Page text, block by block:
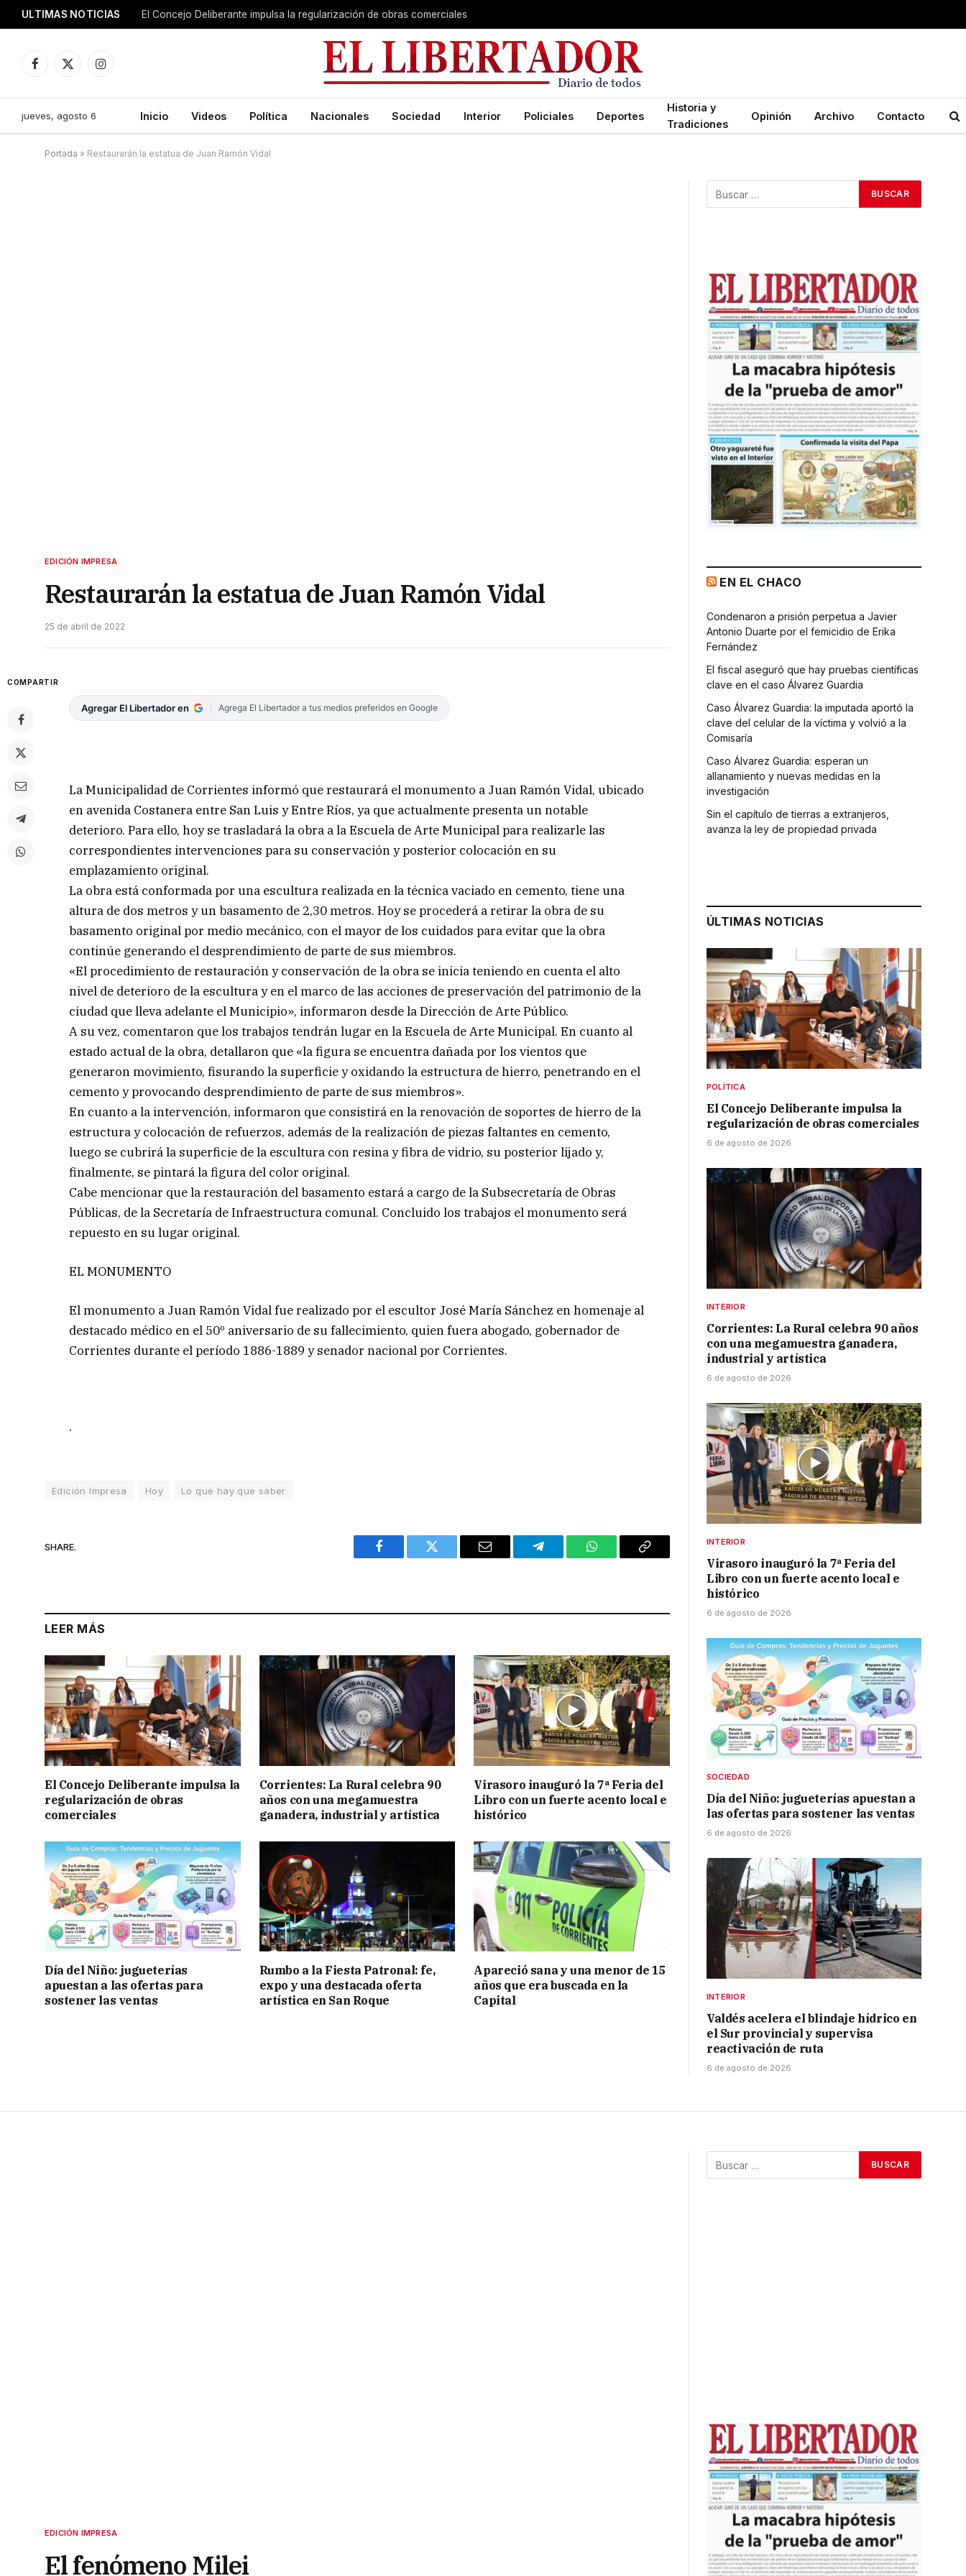
ULTIMAS NOTICIAS El Concejo Deliberante impulsa la regularización de obras comerciales
Facebook
X
Instagram
jueves, agosto 6 Inicio Videos Política Nacionales Sociedad Interior Policiales Deportes
Historia y
Tradiciones
Opinión Archivo Contacto
Portada » Restaurarán la estatua de Juan Ramón Vidal
EDICIÓN IMPRESA
Restaurarán la estatua de Juan Ramón Vidal
25 de abril de 2022
COMPARTIR
Agregar El Libertador en Agrega El Libertador a tus medios preferidos en Google
La Municipalidad de Corrientes informó que restaurará el monumento a Juan Ramón Vidal, ubicado
en avenida Costanera entre San Luis y Entre Ríos, ya que actualmente presenta un notable
deterioro. Para ello, hoy se trasladará la obra a la Escuela de Arte Municipal para realizarle las
correspondientes intervenciones para su conservación y posterior colocación en su
emplazamiento original.
La obra está conformada por una escultura realizada en la técnica vaciado en cemento, tiene una
altura de dos metros y un basamento de 2,30 metros. Hoy se procederá a retirar la obra de su
basamento original por medio mecánico, con el mayor de los cuidados para evitar que la obra
continúe generando el desprendimiento de parte de sus miembros.
«El procedimiento de restauración y conservación de la obra se inicia teniendo en cuenta el alto
nivel de deterioro de la escultura y en el marco de las acciones de preservación del patrimonio de la
ciudad que lleva adelante el Municipio», informaron desde la Dirección de Arte Público.
A su vez, comentaron que los trabajos tendrán lugar en la Escuela de Arte Municipal. En cuanto al
estado actual de la obra, detallaron que «la figura se encuentra dañada por los vientos que
generaron movimiento, fisurando la superficie y oxidando la estructura de hierro, penetrando en el
cemento y provocando desprendimiento de parte de sus miembros».
En cuanto a la intervención, informaron que consistirá en la renovación de soportes de hierro de la
estructura y colocación de refuerzos, además de la realización de piezas faltantes en cemento,
luego se cubrirá la superficie de la escultura con resina y fibra de vidrio, su posterior lijado y,
finalmente, se pintará la figura del color original.
Cabe mencionar que la restauración del basamento estará a cargo de la Subsecretaría de Obras
Públicas, de la Secretaría de Infraestructura comunal. Concluido los trabajos el monumento será
repuesto en su lugar original.
EL MONUMENTO
El monumento a Juan Ramón Vidal fue realizado por el escultor José María Sánchez en homenaje al
destacado médico en el 50º aniversario de su fallecimiento, quien fuera abogado, gobernador de
Corrientes durante el período 1886-1889 y senador nacional por Corrientes.
.
Edición Impresa Hoy Lo que hay que saber
SHARE.
Facebook Twitter Email Telegram WhatsAppCopy
LEER MÁS
El Concejo Deliberante impulsa la
regularización de obras
comerciales
Corrientes: La Rural celebra 90
años con una megamuestra
ganadera, industrial y artística
Virasoro inauguró la 7ª Feria del
Libro con un fuerte acento local e
histórico
Día del Niño: jugueterías
apuestan a las ofertas para
sostener las ventas
Rumbo a la Fiesta Patronal: fe,
expo y una destacada oferta
artística en San Roque
Apareció sana y una menor de 15
años que era buscada en la
Capital
EN EL CHACO
Condenaron a prisión perpetua a Javier
Antonio Duarte por el femicidio de Erika
Fernández
El fiscal aseguró que hay pruebas científicas
clave en el caso Álvarez Guardia
Caso Álvarez Guardia: la imputada aportó la
clave del celular de la víctima y volvió a la
Comisaría
Caso Álvarez Guardia: esperan un
allanamiento y nuevas medidas en la
investigación
Sin el capítulo de tierras a extranjeros,
avanza la ley de propiedad privada
ÚLTIMAS NOTICIAS
POLÍTICA
El Concejo Deliberante impulsa la
regularización de obras comerciales
6 de agosto de 2026
INTERIOR
Corrientes: La Rural celebra 90 años
con una megamuestra ganadera,
industrial y artística
6 de agosto de 2026
INTERIOR
Virasoro inauguró la 7ª Feria del
Libro con un fuerte acento local e
histórico
6 de agosto de 2026
SOCIEDAD
Día del Niño: jugueterías apuestan a
las ofertas para sostener las ventas
6 de agosto de 2026
INTERIOR
Valdés acelera el blindaje hídrico en
el Sur provincial y supervisa
reactivación de ruta
6 de agosto de 2026
EDICIÓN IMPRESA
El fenómeno Milei